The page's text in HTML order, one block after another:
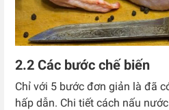
2.2 Các bước chế biến
Chỉ với 5 bước đơn giản là đã
hấp dẫn. Chi tiết cách nấu